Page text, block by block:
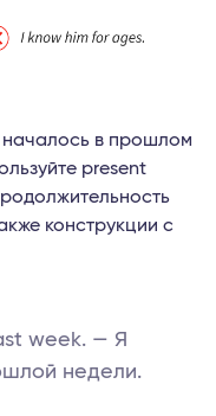
началось в прошлом
present
конструкции с
week. — Я
недели.